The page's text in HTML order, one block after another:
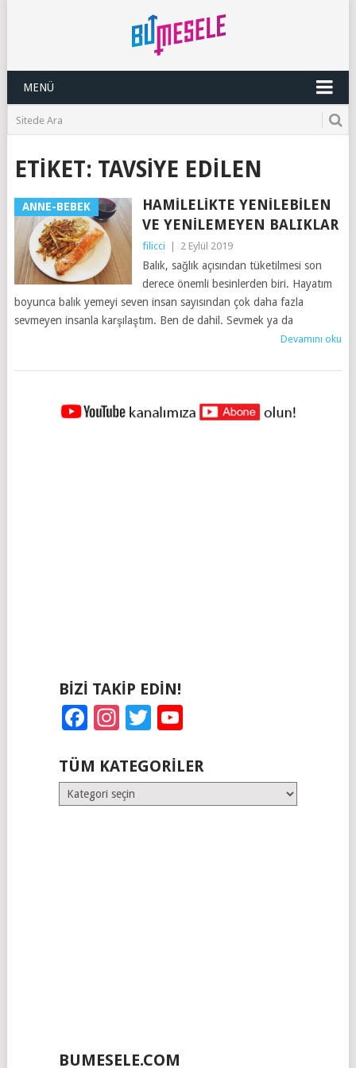
MENÜ
ETIKET: TAVSIYE EDILEN
ANNE-BEBEK
HAMILELIKTE YENILEBILEN
VE YENILEMEYEN BALIKLAR
filicci 2 Eylül 2019
Balık, sağlık açısından tüketilmesi son
derece önemli besinlerden biri. Hayatım
boyunca balık yemeyi seven insan sayısından çok daha fazla
sevmeyen insanla karşılaştım. Ben de dahil. Sevmek ya da
Devamını oku
YAZILAR
BIZI TAKIP EDIN!
Facebook
Instagram
Twitter
TÜM KATEGORILER
Tüm
Kategoriler
BUMESELE.COM